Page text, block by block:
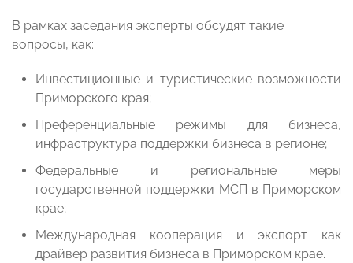
В рамках заседания эксперты обсудят такие
вопросы, как:
Инвестиционные и туристические возможности
Приморского края;
Преференциальные режимы для бизнеса,
инфраструктура поддержки бизнеса в регионе;
Федеральные и региональные меры
государственной поддержки МСП в Приморском
крае;
Международная кооперация и экспорт как
драйвер развития бизнеса в Приморском крае.